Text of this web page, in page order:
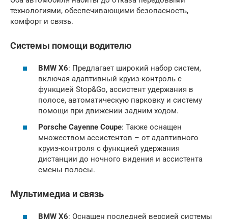
технологиями, обеспечивающими безопасность,
комфорт и связь.
Системы помощи водителю
BMW X6: Предлагает широкий набор систем,
включая адаптивный круиз-контроль с
функцией Stop&Go, ассистент удержания в
полосе, автоматическую парковку и систему
помощи при движении задним ходом.
Porsche Cayenne Coupe: Также оснащен
множеством ассистентов – от адаптивного
круиз-контроля с функцией удержания
дистанции до ночного видения и ассистента
смены полосы.
Мультимедиа и связь
BMW X6: Оснащен последней версией системы